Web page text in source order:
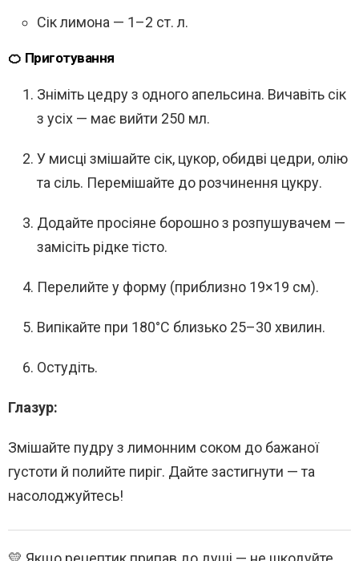
Сік лимона — 1–2 ст. л.
🍊 Приготування
Зніміть цедру з одного апельсина. Вичавіть сік
з усіх — має вийти 250 мл.
У мисці змішайте сік, цукор, обидві цедри, олію
та сіль. Перемішайте до розчинення цукру.
Додайте просіяне борошно з розпушувачем —
замісіть рідке тісто.
Перелийте у форму (приблизно 19×19 см).
Випікайте при 180°C близько 25–30 хвилин.
Остудіть.
Глазур:
Змішайте пудру з лимонним соком до бажаної
густоти й полийте пиріг. Дайте застигнути — та
насолоджуйтесь!